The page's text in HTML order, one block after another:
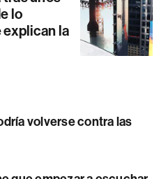
lo
explican la
volverse contra las